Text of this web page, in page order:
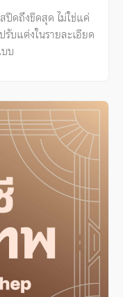
ปีดถึงขีดสุด ไม่ใช่แค่
บแต่งในรายละเอียด
บ